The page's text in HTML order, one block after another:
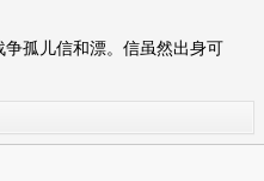
孤儿信和漂。信虽然出身可